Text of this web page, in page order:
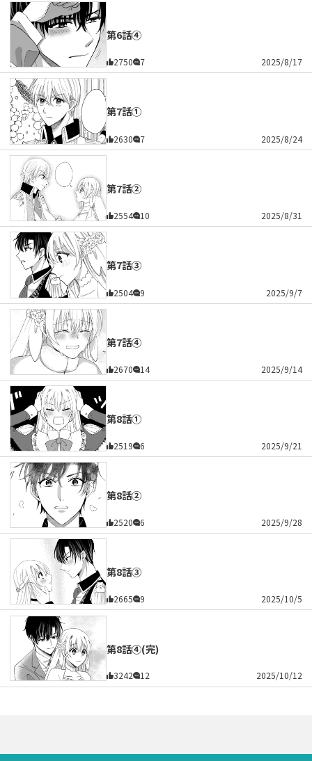
第6話④
2750 7 2025/8/17
第7話①
2630 7 2025/8/24
第7話②
2554 10 2025/8/31
第7話③
2504 9 2025/9/7
第7話④
2670 14 2025/9/14
第8話①
2519 6 2025/9/21
第8話②
2520 6 2025/9/28
第8話③
2665 9 2025/10/5
第8話④(完)
3242 12 2025/10/12